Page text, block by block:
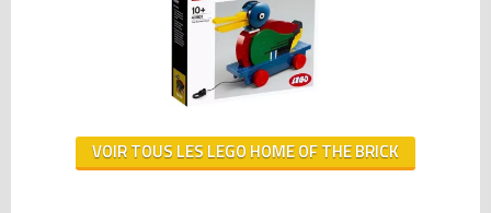
VOIR TOUS LES LEGO HOME OF THE BRICK